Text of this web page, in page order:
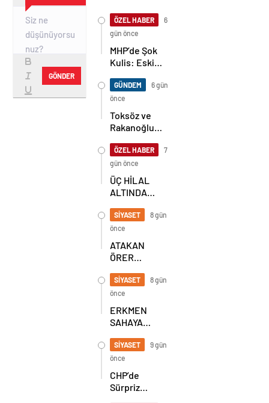
GÖNDER
ÖZEL HABER
6
gün önce
MHP’de Şok
Kulis: Eski
Sahnede!
Korkmaz Yol
Vermiyor
GÜNDEM
6 gün
önce
Toksöz ve
Rakanoğlu
Acı Günü
ÖZEL HABER
7
gün önce
ÜÇ HİLAL
ALTINDA
BULUŞMA!
SEKİZ İL
BAŞKANI
BİR ARADA
SİYASET
8 gün
önce
ATAKAN
ÖRER
BAŞKAN
SEÇİLDİ
SİYASET
8 gün
önce
ERKMEN
SAHAYA
GÖKÇEBEY
VE
ÇAYCUMA’DA
SİYASET
9 gün
önce
CHP’de
Sürpriz